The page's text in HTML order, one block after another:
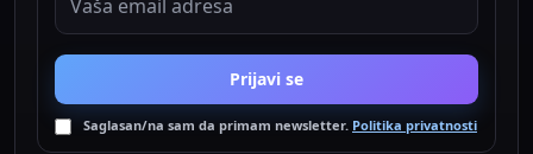
Prijavi se
Saglasan/na sam da primam newsletter. Politika privatnosti